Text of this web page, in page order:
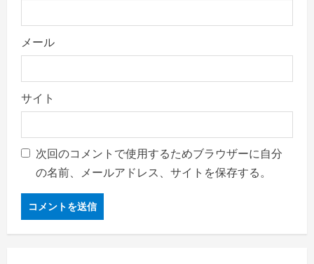
メール
サイト
次回のコメントで使用するためブラウザーに自分
の名前、メールアドレス、サイトを保存する。